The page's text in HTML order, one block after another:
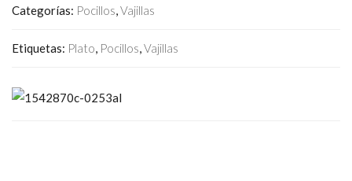
Categorías: Pocillos,Vajillas
Etiquetas: Plato, Pocillos,Vajillas